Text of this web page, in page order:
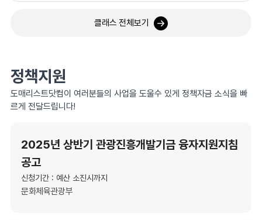
클래스 전체보기
정책지원
도매리스트닷컴이 여러분들의 사업을 도울수 있게 정책자금 소식을 빠
르게 전달드립니다!
2025년 상반기 관광진흥개발기금 융자지원지침
공고
신청기간 : 예산 소진시까지
문화체육관광부